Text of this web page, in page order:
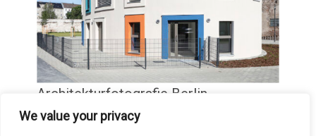
We value your privacy
Architekturfotografie Berlin
Fotografie